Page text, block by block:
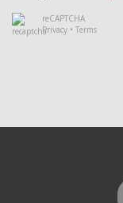
reCAPTCHA
Privacy • Terms